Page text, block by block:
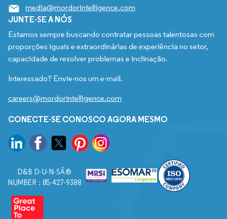
media@mordorintelligence.com
JUNTE-SE A NÓS
Estamos sempre buscando contratar pessoas talentosas com
proporções iguais e extraordinárias de experiência no setor,
capacidade de resolver problemas e inclinação.
Interessado? Envie-nos um e-mail.
careers@mordorintelligence.com
CONECTE-SE CONOSCO AGORA MESMO
D&B D-U-N-SÂ®
NUMBER : 85-427-9388